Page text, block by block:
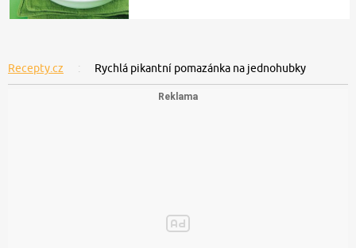
Recepty.cz Rychlá pikantní pomazánka na jednohubky